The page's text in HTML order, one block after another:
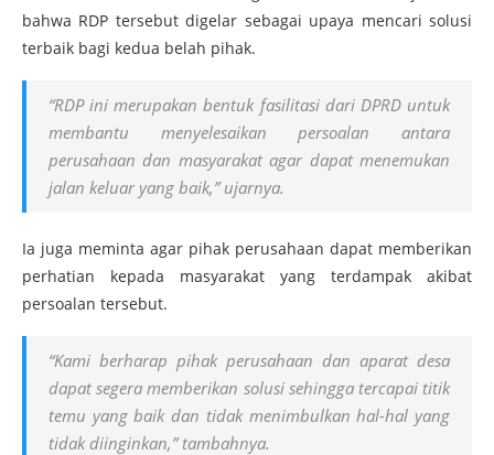
bahwa RDP tersebut digelar sebagai upaya mencari solusi
terbaik bagi kedua belah pihak.
“RDP ini merupakan bentuk fasilitasi dari DPRD untuk
membantu menyelesaikan persoalan antara
perusahaan dan masyarakat agar dapat menemukan
jalan keluar yang baik,” ujarnya.
Ia juga meminta agar pihak perusahaan dapat memberikan
perhatian kepada masyarakat yang terdampak akibat
persoalan tersebut.
“Kami berharap pihak perusahaan dan aparat desa
dapat segera memberikan solusi sehingga tercapai titik
temu yang baik dan tidak menimbulkan hal-hal yang
tidak diinginkan,” tambahnya.